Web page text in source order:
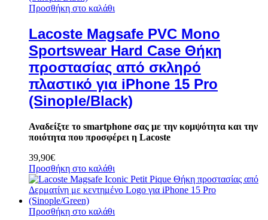
Προσθήκη στο καλάθι
Lacoste Magsafe PVC Mono
Sportswear Hard Case Θήκη
προστασίας από σκληρό
πλαστικό για iPhone 15 Pro
(Sinople/Black)
Αναδείξτε το smartphone σας με την κομψότητα και την
ποιότητα που προσφέρει η Lacoste
39,90€
Προσθήκη στο καλάθι
Προσθήκη στο καλάθι